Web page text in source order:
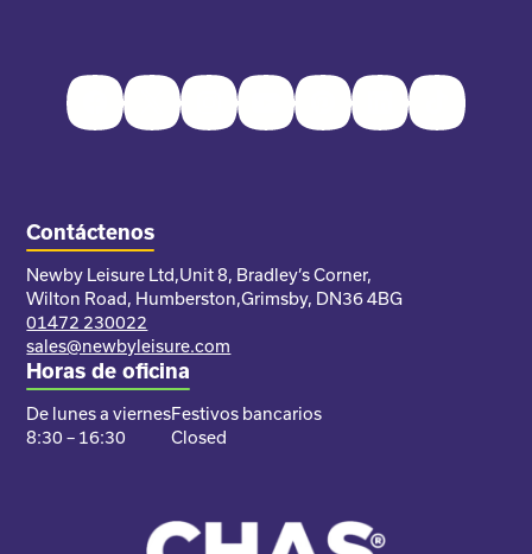
FacebookTwitter InstagramYoutubePinterestLinkedInTikTok
Contáctenos
Newby Leisure Ltd,Unit 8, Bradley’s Corner,
Wilton Road, Humberston,Grimsby, DN36 4BG
01472 230022
sales@newbyleisure.com
Horas de oficina
De lunes a viernes
8:30 – 16:30
Festivos bancarios
Closed